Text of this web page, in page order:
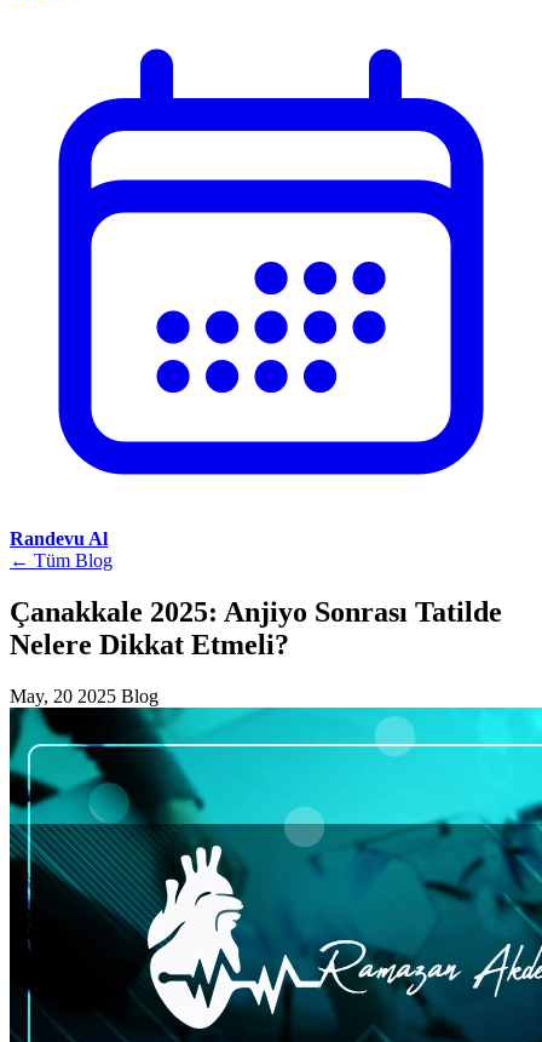
Randevu Al
← Tüm Blog
Çanakkale 2025: Anjiyo Sonrası Tatilde
Nelere Dikkat Etmeli?
May, 20 2025 Blog